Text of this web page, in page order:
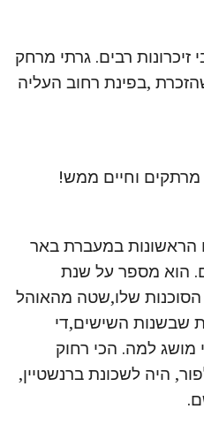
זיכרונות רבים. גרתי מרחק
,בפינת רחוב העליה
מרתקים וחיים ממש!
הראשונות במעברת באר
הוא מספר על שנת
הסוכנות שלו,שטה מהאוהל
שבשנות השישים,די
מושג למה. הכי רחוק
היה לשכונת ברנשטיין,